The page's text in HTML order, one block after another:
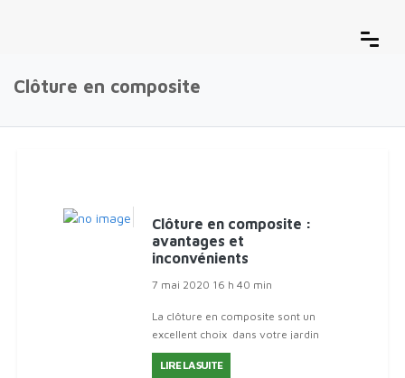
Clôture en composite
Clôture en composite :
avantages et
inconvénients
7 mai 2020 16 h 40 min
La clôture en composite sont un
excellent choix dans votre jardin
pour de nombreuses raisons -
longé
LIRE LA SUITE